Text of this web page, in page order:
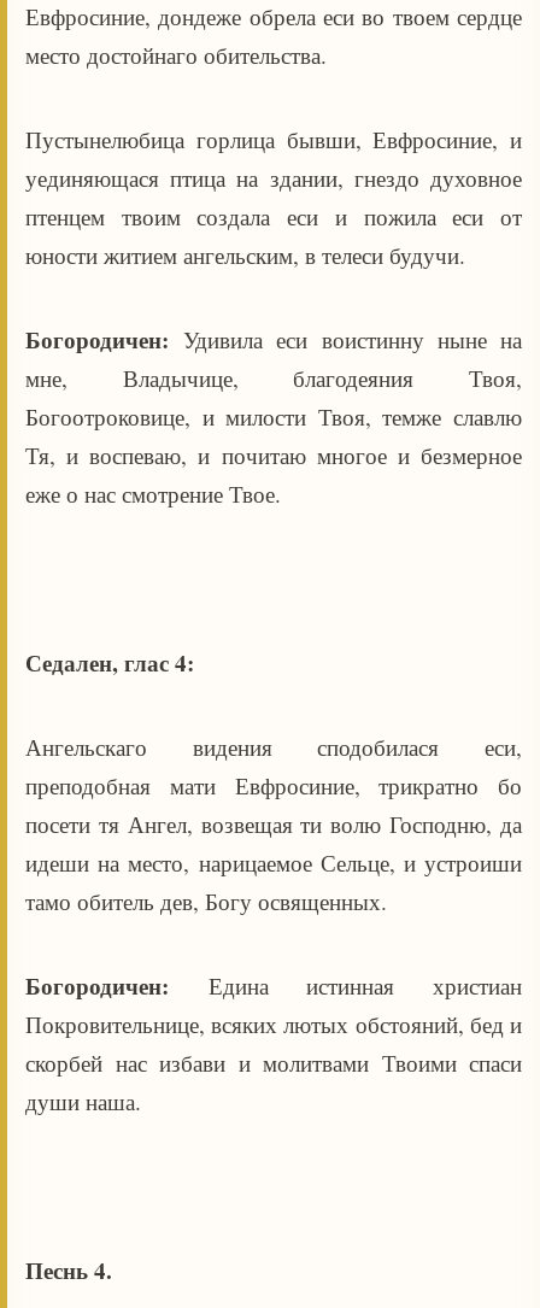
Евфросиние, дондеже обрела еси во твоем сердце
место достойнаго обительства.
Пустынелюбица горлица бывши, Евфросиние, и
уединяющася птица на здании, гнездо духовное
птенцем твоим создала еси и пожила еси от
юности житием ангельским, в телеси будучи.
Богородичен:Удивила еси воистинну ныне на
мне, Владычице, благодеяния Твоя,
Богоотроковице, и милости Твоя, темже славлю
Тя, и воспеваю, и почитаю многое и безмерное
еже о нас смотрение Твое.
Седален, глас 4:
Ангельскаго видения сподобилася еси,
преподобная мати Евфросиние, трикратно бо
посети тя Ангел, возвещая ти волю Господню, да
идеши на место, нарицаемое Сельце, и устроиши
тамо обитель дев, Богу освященных.
Богородичен: Едина истинная христиан
Покровительнице, всяких лютых обстояний, бед и
скорбей нас избави и молитвами Твоими спаси
души наша.
Песнь 4.